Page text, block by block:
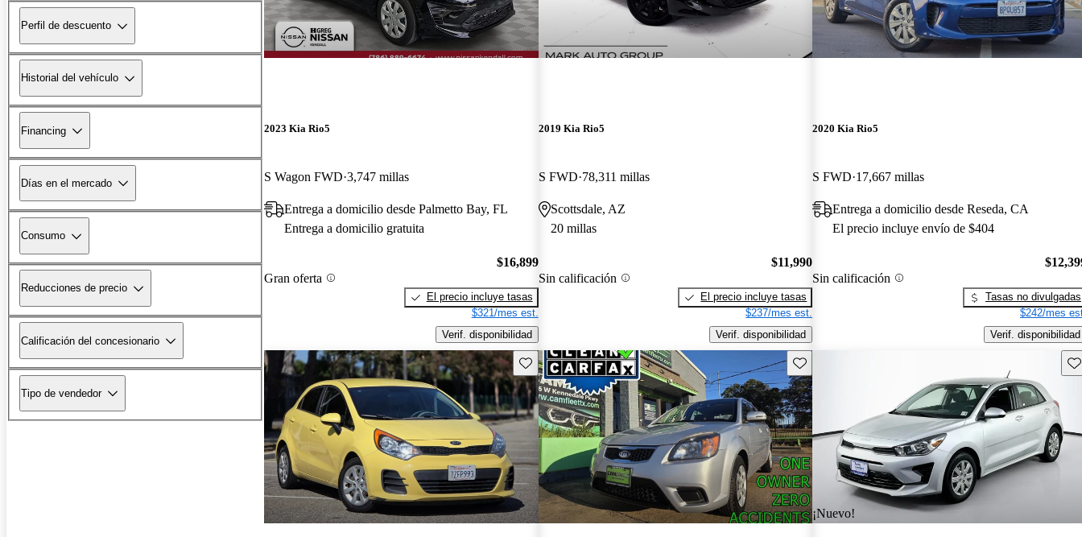
Perfil de descuento
Historial del vehículo
Financing
Días en el mercado
Consumo
Reducciones de precio
Calificación del concesionario
Tipo de vendedor
2023 Kia Rio5
S Wagon FWD 3,747 millas
Entrega a domicilio desde Palmetto Bay, FL
Entrega a domicilio gratuita
Gran oferta
$16,899
El precio incluye tasas
$321/mes est.
Verif. disponibilidad
2019 Kia Rio5
S FWD 78,311 millas
Scottsdale, AZ
20 millas
Sin calificación
$11,990
El precio incluye tasas
$237/mes est.
Verif. disponibilidad
2020 Kia Rio5
S FWD 17,667 millas
Entrega a domicilio desde Reseda, CA
El precio incluye envío de $404
Sin calificación
Tasas no divulgadas
$242/mes
Verif. disponibilidad
Guarda este Aviso Guarda este Aviso
¡Nuevo!